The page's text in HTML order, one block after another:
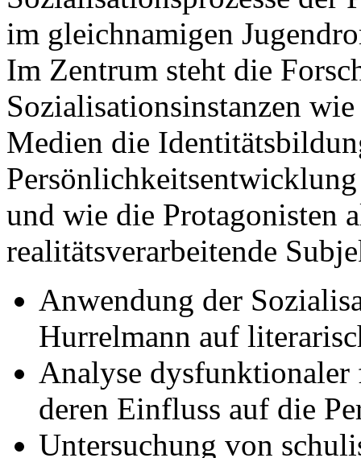
im gleichnamigen
Im Zentrum steht die
Sozialisationsinstanzen
Medien die
und wie die Protagonisten
realitätsverarbeitende
Anwendung der
Hurrelmann auf
Analyse
deren Einfluss auf die
Untersuchung von